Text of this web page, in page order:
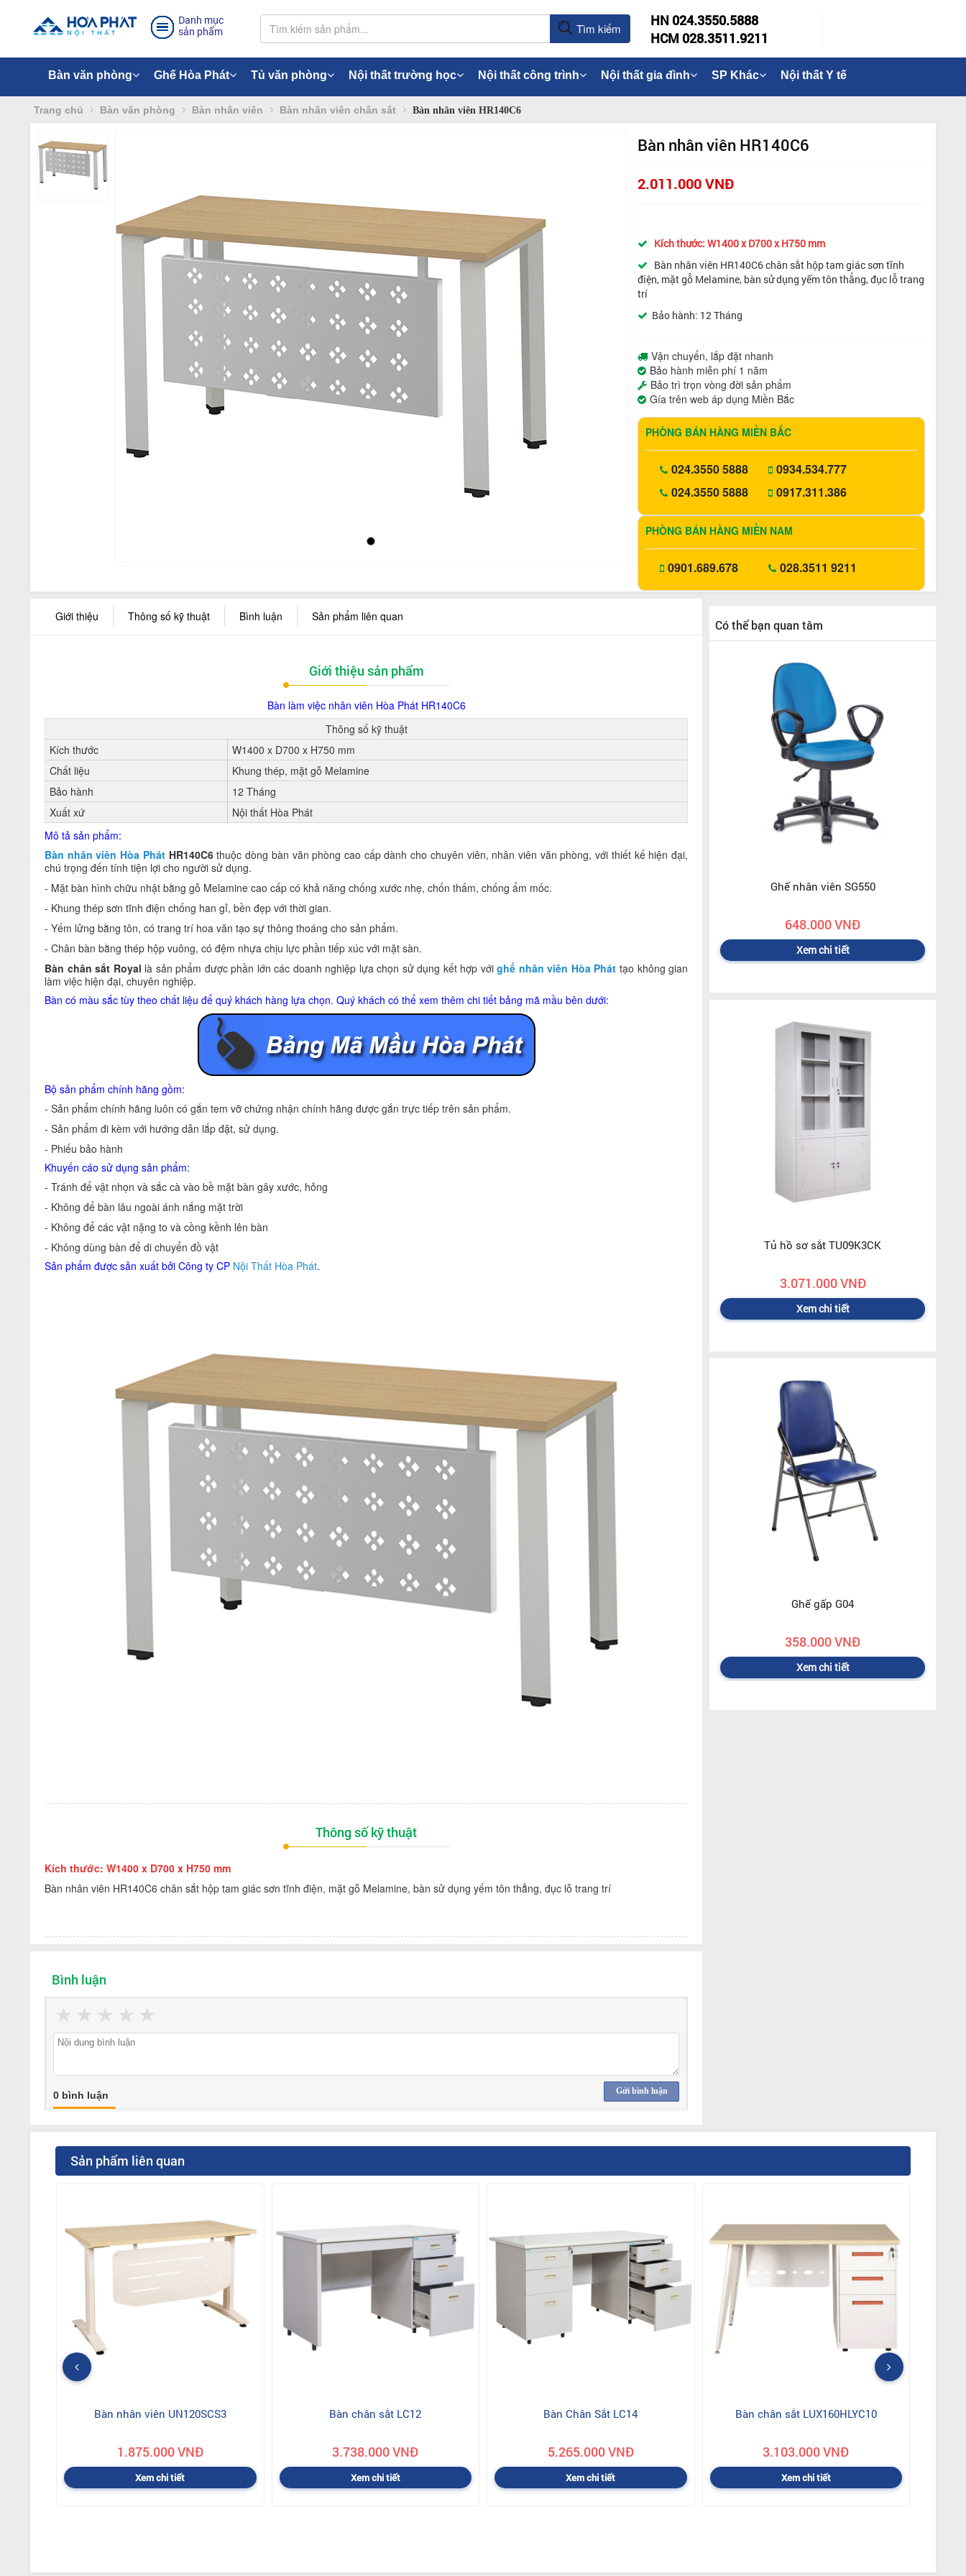
Danh mục
sản phẩm
Tìm kiếm
HN 024.3550.5888
HCM 028.3511.9211
Bàn văn phòng Ghế Hòa Phát Tủ văn phòng Nội thất trường học Nội thất công trình Nội thất gia đình SP Khác Nội thất Y tế
Trang chủ Bàn văn phòng Bàn nhân viên Bàn nhân viên chân sắt Bàn nhân viên HR140C6
Bàn nhân viên HR140C6
2.011.000 VNĐ
Kích thước: W1400 x D700 x H750 mm
Bàn nhân viên HR140C6 chân sắt hộp tam giác sơn tĩnh
điện, mặt gỗ Melamine, bàn sử dụng yếm tôn thẳng, đục lỗ trang
trí
Bảo hành: 12 Tháng
Vận chuyển, lắp đặt nhanh
Bảo hành miễn phí 1 năm
Bảo trì trọn vòng đời sản phẩm
Gía trên web áp dụng Miền Bắc
PHÒNG BÁN HÀNG MIỀN BẮC
024.3550 5888
024.3550 5888
0934.534.777
0917.311.386
PHÒNG BÁN HÀNG MIỀN NAM
0901.689.678 028.3511 9211
Giới thiệu Thông số kỹ thuật Bình luận Sản phẩm liên quan
Giới thiệu sản phẩm
Bàn làm việc nhân viên Hòa Phát HR140C6
Thông số kỹ thuật
Kích thước
W1400 x D700 x H750 mm
Chất liệu
Khung thép, mặt gỗ Melamine
Bảo hành
12 Tháng
Xuất xứ
Nội thất Hòa Phát
Mô tả sản phẩm:
Bàn nhân viên Hòa PhátHR140C6thuộc dòng bàn văn phòng cao cấp dành cho chuyên viên, nhân viên văn phòng, với thiết kế hiện đại,
chú trọng đến tính tiện lợi cho người sử dụng.
- Mặt bàn hình chữu nhật bằng gỗ Melamine cao cấp có khả năng chống xước nhẹ, chốn thấm, chống ẩm mốc.
- Khung thép sơn tĩnh điện chống han gỉ, bền đẹp với thời gian.
- Yếm lửng bằng tôn, có trang trí hoa văn tạo sự thông thoáng cho sản phẩm.
- Chân bàn bằng thép hộp vuông, có đệm nhựa chịu lực phần tiếp xúc với mặt sàn.
Bàn chân sắt Royal là sản phẩm được phần lớn các doanh nghiệp lựa chọn sử dụng kết hợp vớighế nhân viên Hòa Phát tạo không gian
làm việc hiện đại, chuyên nghiệp.
Bàn có màu sắc tùy theo chất liệu để quý khách hàng lựa chọn. Quý khách có thể xem thêm chi tiết bảng mã mầu bên dưới:
Bộ sản phẩm chính hãng gồm:
- Sản phẩm chính hãng luôn có gắn tem vỡ chứng nhận chính hãng được gắn trực tiếp trên sản phẩm.
- Sản phẩm đi kèm với hướng dẫn lắp đặt, sử dụng.
- Phiếu bảo hành
Khuyến cáo sử dụng sản phẩm:
- Tránh để vật nhọn và sắc cà vào bề mặt bàn gây xước, hỏng
- Không để bàn lâu ngoài ánh nắng mặt trời
- Không để các vật nặng to và cồng kềnh lên bàn
- Không dùng bàn để di chuyển đồ vật
Sản phẩm được sản xuất bởi Công ty CP Nội Thất Hòa Phát.
Thông số kỹ thuật
Kích thước: W1400 x D700 x H750 mm
Bàn nhân viên HR140C6 chân sắt hộp tam giác sơn tĩnh điện, mặt gỗ Melamine, bàn sử dụng yếm tôn thẳng, đục lỗ trang trí
Bình luận
★
★
★
★
★
Gửi bình luận
0 bình luận
Có thể bạn quan tâm
Ghế nhân viên SG550
648.000 VNĐ
Xem chi tiết
Tủ hồ sơ sắt TU09K3CK
3.071.000 VNĐ
Xem chi tiết
Ghế gấp G04
358.000 VNĐ
Xem chi tiết
Sản phẩm liên quan
Bàn nhân viên UN120SCS3
1.875.000 VNĐ
Xem chi tiết
Bàn chân sắt LC12
3.738.000 VNĐ
Xem chi tiết
Bàn Chân Sắt LC14
5.265.000 VNĐ
Xem chi tiết
Bàn chân sắt LUX160HLYC10
3.103.000 VNĐ
Xem chi tiết